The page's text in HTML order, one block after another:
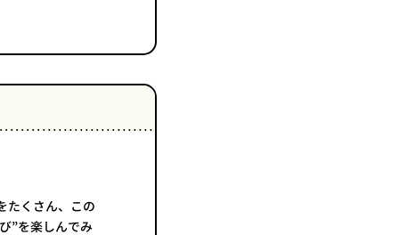
たくさん、この
”を楽しんでみ